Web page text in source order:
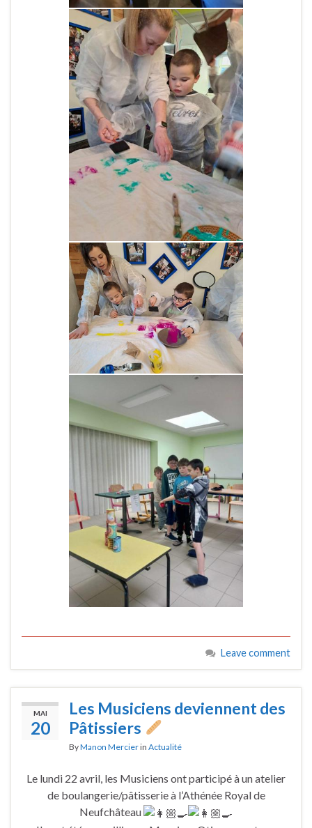
Leave comment
MAI
20
Les Musiciens deviennent des
Pâtissiers
ByManon Mercierin Actualité
Le lundi 22 avril, les Musiciens ont participé à un atelier
de boulangerie/pâtisserie à l’Athénée Royal de
Neufchâteau